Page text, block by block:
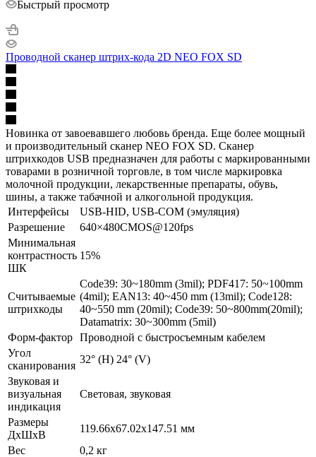
Быстрый просмотр
Проводной сканер штрих-кода 2D NEO FOX SD
Новинка от завоевавшего любовь бренда. Еще более мощный
и производительный сканер NEO FOX SD. Сканер
штрихкодов USB предназначен для работы с маркированными
товарами в розничной торговле, в том числе маркировка
молочной продукции, лекарственные препараты, обувь,
шины, а также табачной и алкогольной продукция.
Интерфейсы
USB-HID, USB-COM (эмуляция)
Разрешение
640×480CMOS@120fps
Минимальная
контрастность
ШК
15%
Считываемые
штрихкоды
Code39: 30~180mm (3mil); PDF417: 50~100mm
(4mil); EAN13: 40~450 mm (13mil); Code128:
40~550 mm (20mil); Code39: 50~800mm(20mil);
Datamatrix: 30~300mm (5mil)
Форм-фактор Проводной с быстросъемным кабелем
Угол
сканирования
32° (H) 24° (V)
Звуковая и
визуальная
индикация
Световая, звуковая
Размеры
ДхШхВ
119.66x67.02x147.51 мм
Вес
0,2 кг